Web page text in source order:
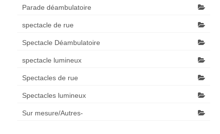
Parade déambulatoire
spectacle de rue
Spectacle Déambulatoire
spectacle lumineux
Spectacles de rue
Spectacles lumineux
Sur mesure/Autres-